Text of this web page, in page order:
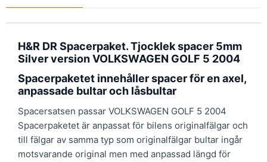
H&R DR Spacerpaket. Tjocklek spacer 5mm
Silver version VOLKSWAGEN GOLF 5 2004
Spacerpaketet innehåller spacer för en axel,
anpassade bultar och låsbultar
Spacersatsen passar VOLKSWAGEN GOLF 5 2004
Spacerpaketet är anpassat för bilens originalfälgar och
till fälgar av samma typ som originalfälgar bultar ingår
motsvarande original men med anpassad längd för